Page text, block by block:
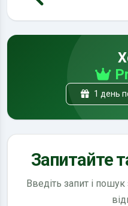
1 день
Запитайте
Введіть запит і